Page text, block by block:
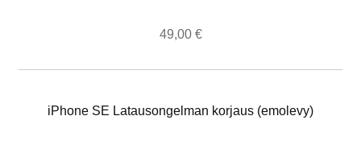
49,00 €
iPhone SE Latausongelman korjaus (emolevy)